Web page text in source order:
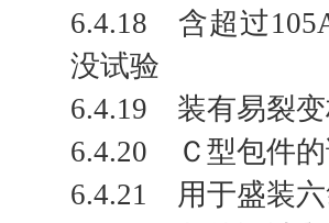
6.4.18 含超过
没试验
6.4.19 装有易裂变
6.4.20 Ｃ型包件的
6.4.21 用于盛装